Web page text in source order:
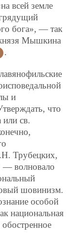
всей земле
бога», — так
Мышкина
.
и
что
св.
Трубецких,
— волновало
шовинизм.
особой
национальная